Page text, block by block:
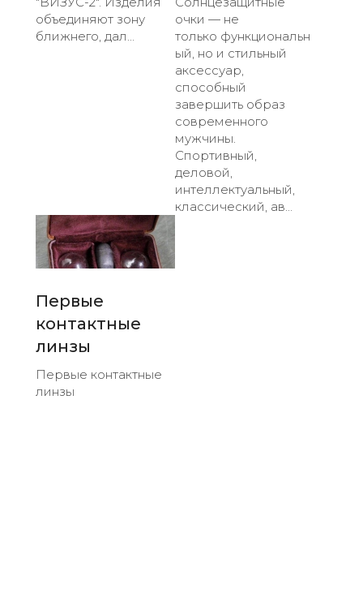
объединяют зону
ближнего, дал...
очки — не
только функциональн
ый, но и стильный
аксессуар,
способный
завершить образ
современного
мужчины.
Спортивный,
деловой,
интеллектуальный,
классический, ав...
Первые
контактные
линзы
Первые контактные
линзы